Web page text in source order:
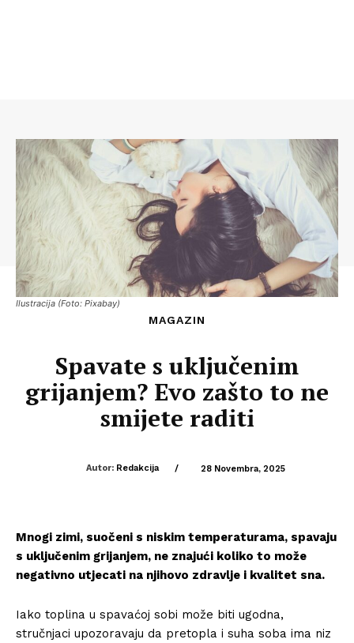
Ilustracija (Foto: Pixabay)
MAGAZIN
Spavate s uključenim
grijanjem? Evo zašto to ne
smijete raditi
Autor: Redakcija / 28 Novembra, 2025
Mnogi zimi, suočeni s niskim temperaturama, spavaju
s uključenim grijanjem, ne znajući koliko to može
negativno utjecati na njihovo zdravlje i kvalitet sna.
Iako toplina u spavaćoj sobi može biti ugodna,
stručnjaci upozoravaju da pretopla i suha soba ima niz